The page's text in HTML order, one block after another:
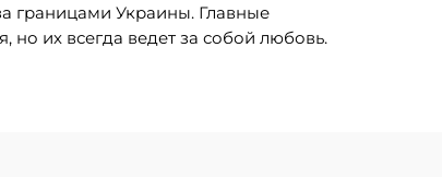
границами Украины. Главные
их всегда ведет за собой любовь.